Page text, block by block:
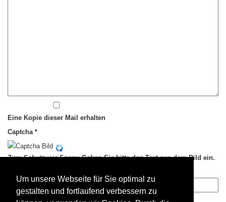
Um unsere Webseite für Sie optimal zu
gestalten und fortlaufend verbessern zu
Eine Kopie dieser Mail erhalten
Captcha *
Zum Schutz vor Spam: Geben Sie bitte den Text aus dem Bild ein.